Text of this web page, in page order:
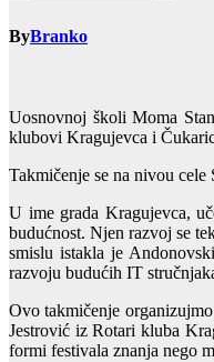
ByBranko
Uosnovnoj školi Moma
klubovi Kragujevca i
Takmičenje se na nivou
U ime grada Kragujevca,
budućnost. Njen razvoj se
smislu istakla je
razvoju budućih IT
Ovo takmičenje
Jestrović iz Rotari kluba
formi festivala znanja nego